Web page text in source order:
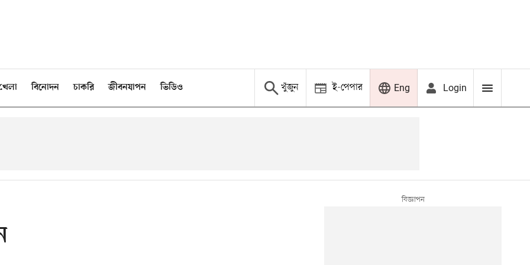
বিনোদন চাকরি জীবনযাপন ভিডিও খুঁজুন ই-পেপার Eng Login